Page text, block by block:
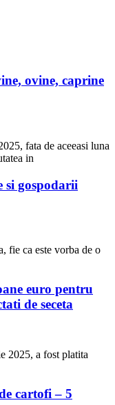
ovine, caprine
fata de aceeasi luna
in
si gospodarii
fie ca este vorba de o
euro pentru
de seceta
2025, a fost platita
cartofi – 5